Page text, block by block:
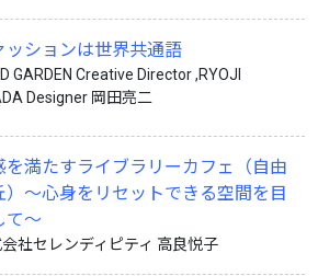
ッションは世界共通語
GARDEN Creative Director ,RYOJI
Designer 岡田亮二
を満たすライブラリーカフェ（自由
）〜心身をリセットできる空間を目
て〜
社セレンディピティ 高良悦子